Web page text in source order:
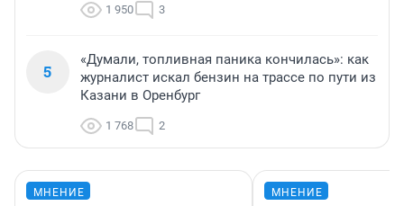
1 950 3
5
«Думали, топливная паника кончилась»: как
журналист искал бензин на трассе по пути из
Казани в Оренбург
1 768 2
МНЕНИЕ МНЕНИЕ